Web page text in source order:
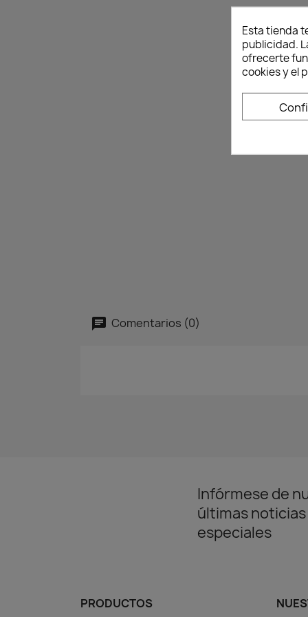
Comentarios (0)
Infórmese de
últimas
especiales
PRODUCTOS
Esta tienda
publicidad.
ofrecerte
cookies y el